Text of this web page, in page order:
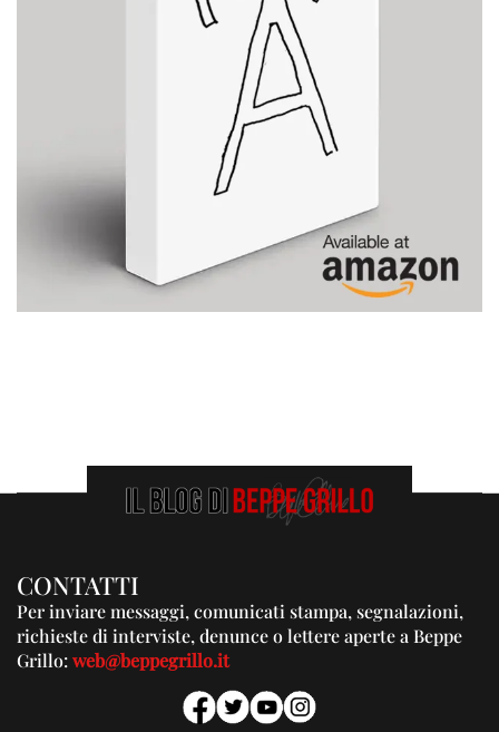
CONTATTI
Per inviare messaggi, comunicati stampa, segnalazioni,
richieste di interviste, denunce o lettere aperte a Beppe
Grillo:web@beppegrillo.it